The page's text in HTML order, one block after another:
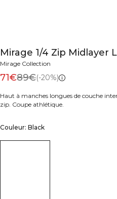
Mirage 1/4 Zip Midlayer
Mirage Collection
71€89€(-20%)
Haut à manches longues de couche
zip. Coupe athlétique.
Couleur: Black